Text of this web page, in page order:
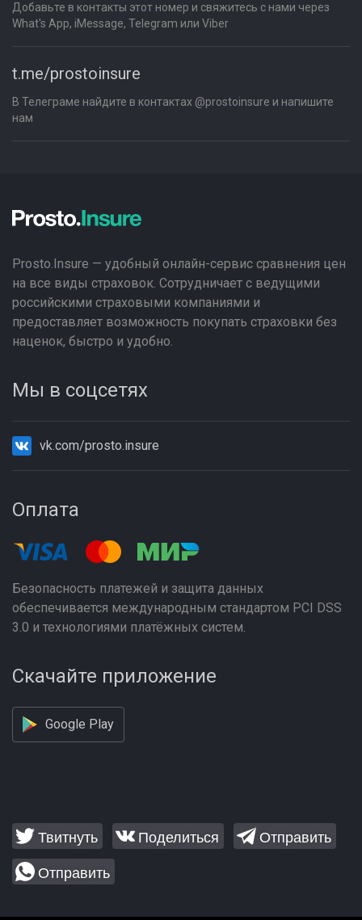
Добавьте в контакты этот номер и свяжитесь с нами через
What's App, iMessage, Telegram или Viber
t.me/prostoinsure
В Телеграме найдите в контактах @prostoinsure и напишите
нам
Prosto.Insure — удобный онлайн-сервис сравнения цен
на все виды страховок. Сотрудничает с ведущими
российскими страховыми компаниями и
предоставляет возможность покупать страховки без
наценок, быстро и удобно.
Мы в соцсетях
vk.com/prosto.insure
Оплата
Безопасность платежей и защита данных
обеспечивается международным стандартом PCI DSS
3.0 и технологиями платёжных систем.
Скачайте приложение
Google Play
Твитнуть Поделиться
Отправить
Отправить